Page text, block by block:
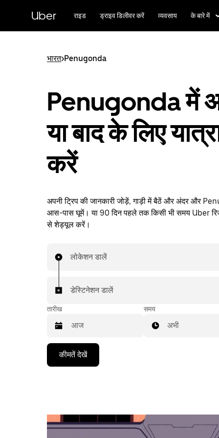
पर
Uber राइड ड्राइव डिलीवर करें व्यवसाय के बारे में
भारत>Penugonda
Penugonda में
या बाद के लिए
करें
अपनी ट्रिप की जानकारी जोड़ें, गाड़ी में बैठें और अंदर और
आस-पास घूमें। या 90 दिन पहले तक किसी भी समय Uber
से शेड्यूल करें।
लोकेशन डालें
डेस्टिनेशन डालें
तारीख
Press
down
the
calendar
समय
अभी
कीमतें देखें